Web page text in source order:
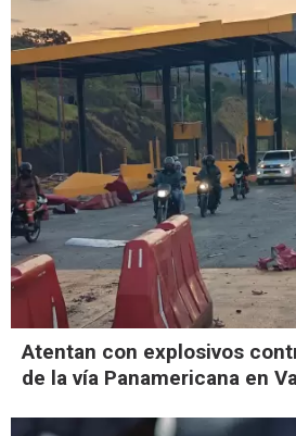
Atentan con explosivos
de la vía Panamericana en